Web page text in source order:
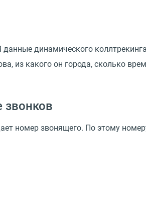
данные динамического
из какого он города, сколько
звонков
номер звонящего. По этому